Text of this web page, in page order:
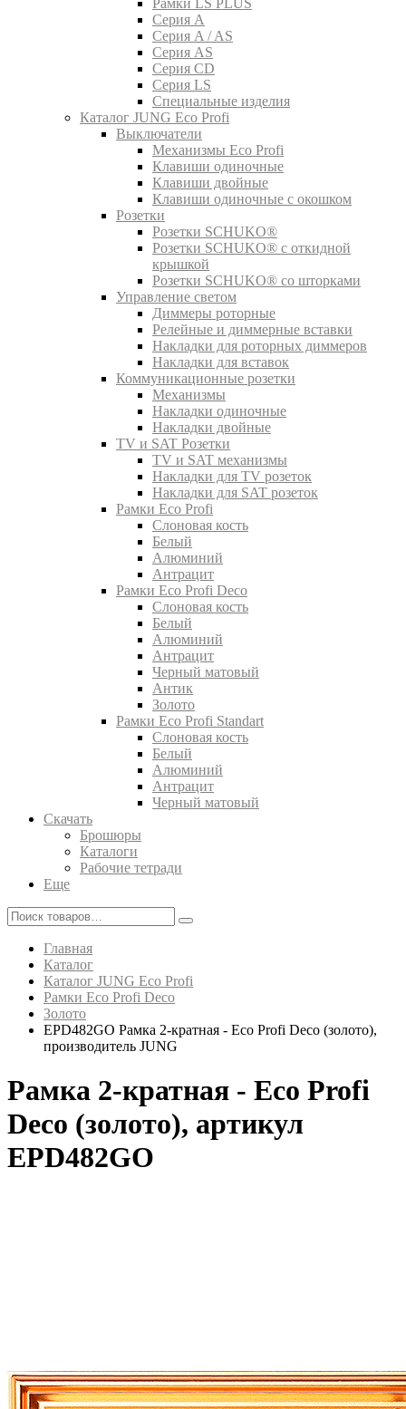
Рамки LS PLUS
Серия A
Серия A / AS
Серия AS
Серия CD
Серия LS
Специальные изделия
Каталог JUNG Eco Profi
Выключатели
Механизмы Eco Profi
Клавиши одиночные
Клавиши двойные
Клавиши одиночные с окошком
Розетки
Розетки SCHUKO®
Розетки SCHUKO® с откидной
крышкой
Розетки SCHUKO® со шторками
Управление светом
Диммеры роторные
Релейные и диммерные вставки
Накладки для роторных диммеров
Накладки для вставок
Коммуникационные розетки
Механизмы
Накладки одиночные
Накладки двойные
TV и SAT Розетки
TV и SAT механизмы
Накладки для TV розеток
Накладки для SAT розеток
Рамки Eco Profi
Слоновая кость
Белый
Алюминий
Антрацит
Рамки Eco Profi Deco
Слоновая кость
Белый
Алюминий
Антрацит
Черный матовый
Антик
Золото
Рамки Eco Profi Standart
Слоновая кость
Белый
Алюминий
Антрацит
Черный матовый
Скачать
Брошюры
Каталоги
Рабочие тетради
Еще
Главная
Каталог
Каталог JUNG Eco Profi
Рамки Eco Profi Deco
Золото
EPD482GO Рамка 2-кратная - Eco Profi Deco (золото),
производитель JUNG
Рамка 2-кратная - Eco Profi
Deco (золото), артикул
EPD482GO